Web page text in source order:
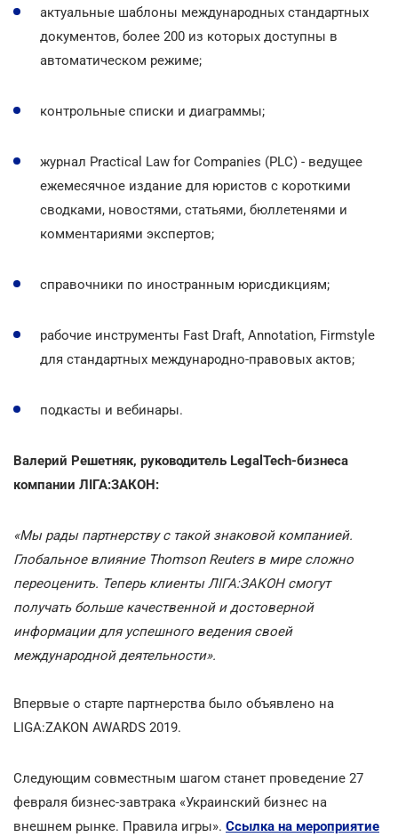
актуальные шаблоны международных стандартных
документов, более 200 из которых доступны в
автоматическом режиме;
контрольные списки и диаграммы;
журнал Practical Law for Companies (PLC) - ведущее
ежемесячное издание для юристов с короткими
сводками, новостями, статьями, бюллетенями и
комментариями экспертов;
справочники по иностранным юрисдикциям;
рабочие инструменты Fast Draft, Annotation, Firmstyle
для стандартных международно-правовых актов;
подкасты и вебинары.
Валерий Решетняк, руководитель LegalTech-бизнеса
компании ЛІГА:ЗАКОН:
«Мы рады партнерству с такой знаковой компанией.
Глобальное влияние Thomson Reuters в мире сложно
переоценить. Теперь клиенты ЛІГА:ЗАКОН смогут
получать больше качественной и достоверной
информации для успешного ведения своей
международной деятельности».
Впервые о старте партнерства было объявлено на
LIGA:ZAKON AWARDS 2019.
Следующим совместным шагом станет проведение 27
февраля бизнес-завтрака «Украинский бизнес на
внешнем рынке. Правила игры». Ссылка на мероприятие